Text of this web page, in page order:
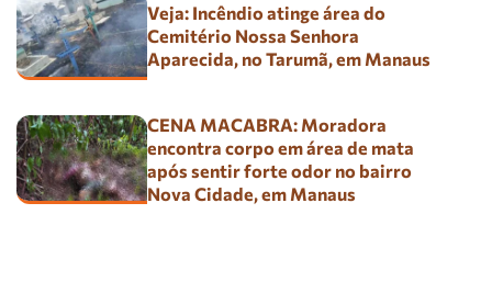
Veja: Incêndio atinge área do
Cemitério Nossa Senhora
Aparecida, no Tarumã, em Manaus
CENA MACABRA: Moradora
encontra corpo em área de mata
após sentir forte odor no bairro
Nova Cidade, em Manaus